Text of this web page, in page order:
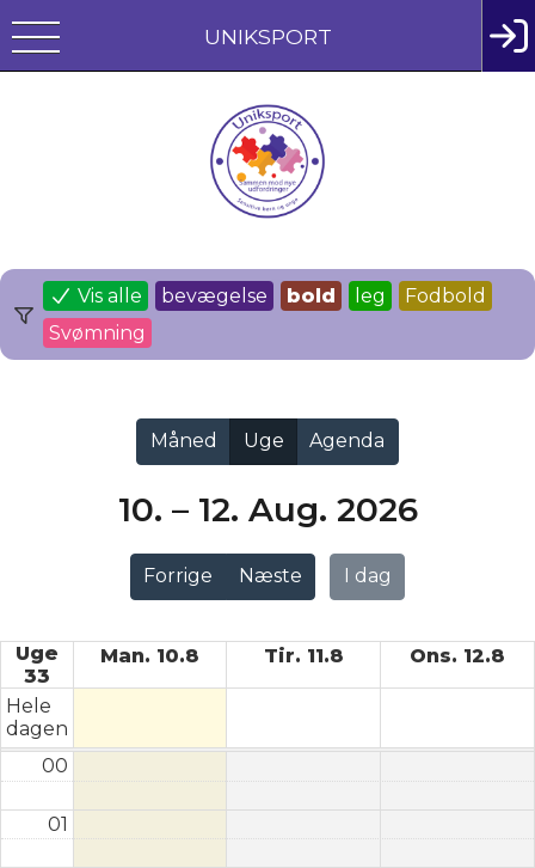
UNIKSPORT
Vis alle bevægelse bold leg
Fodbold
Svømning
Forrige Næste I dag
10. – 12. Aug. 2026
Måned Uge Agenda
Uge
33
Man. 10.8 Tir. 11.8 Ons. 12.8
Hele
dagen
00
01